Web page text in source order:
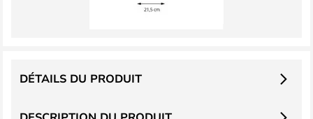
DÉTAILS DU PRODUIT